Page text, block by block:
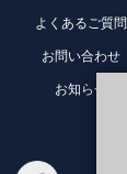
よくあるご質問
お問い合わせ
お知らせ